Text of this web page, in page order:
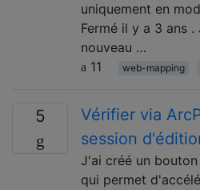
uniquement en
Fermé il y a 3 ans
nouveau …
11
web-mapping
5
Vérifier via
session
J'ai créé un
qui permet